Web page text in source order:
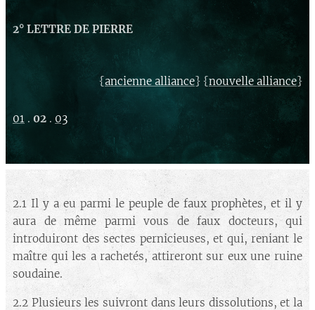
2° LETTRE DE PIERRE
{ancienne alliance} {nouvelle alliance}
01 . 02 . 03
2.1 Il y a eu parmi le peuple de faux prophètes, et il y
aura de même parmi vous de faux docteurs, qui
introduiront des sectes pernicieuses, et qui, reniant le
maître qui les a rachetés, attireront sur eux une ruine
soudaine.
2.2 Plusieurs les suivront dans leurs dissolutions, et la